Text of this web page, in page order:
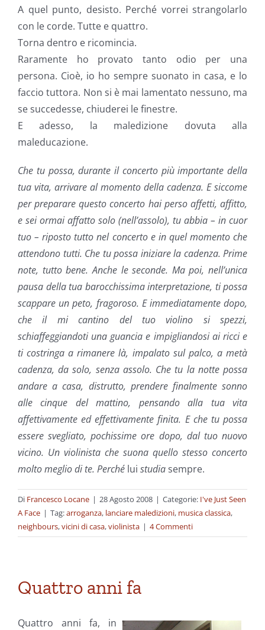
A quel punto, desisto. Perché vorrei strangolarlo
con le corde. Tutte e quattro.
Torna dentro e ricomincia.
Raramente ho provato tanto odio per una
persona. Cioè, io ho sempre suonato in casa, e lo
faccio tuttora. Non si è mai lamentato nessuno, ma
se succedesse, chiuderei le finestre.
E adesso, la maledizione dovuta alla
maleducazione.
Che tu possa, durante il concerto più importante della
tua vita, arrivare al momento della cadenza. E siccome
per preparare questo concerto hai perso affetti, affitto,
e sei ormai affatto solo (nell’assolo), tu abbia – in cuor
tuo – riposto tutto nel concerto e in quel momento che
attendono tutti. Che tu possa iniziare la cadenza. Prime
note, tutto bene. Anche le seconde. Ma poi, nell’unica
pausa della tua barocchissima interpretazione, ti possa
scappare un peto, fragoroso. E immediatamente dopo,
che il mi cantino del tuo violino si spezzi,
schiaffeggiandoti una guancia e impigliandosi ai ricci e
ti costringa a rimanere là, impalato sul palco, a metà
cadenza, da solo, senza assolo. Che tu la notte possa
andare a casa, distrutto, prendere finalmente sonno
alle cinque del mattino, pensando alla tua vita
affettivamente ed effettivamente finita. E che tu possa
essere svegliato, pochissime ore dopo, dal tuo nuovo
vicino. Un violinista che suona quello stesso concerto
molto meglio di te. Perché lui studiasempre.
Di Francesco Locane | 28 Agosto 2008 | Categorie: I've Just Seen
A Face | Tag:arroganza, lanciare maledizioni, musica classica,
neighbours,vicini di casa,violinista | 4 Commenti
Quattro anni fa
Quattro anni fa, in